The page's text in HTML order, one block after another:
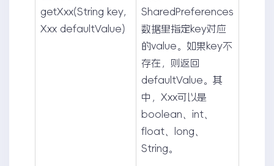
getXxx(String key,
Xxx defaultValue)
SharedPreferences
数据里指定key对应
的value。如果key不
存在，则返回
defaultValue。其
中，Xxx可以是
boolean、int、
float、long、
String。